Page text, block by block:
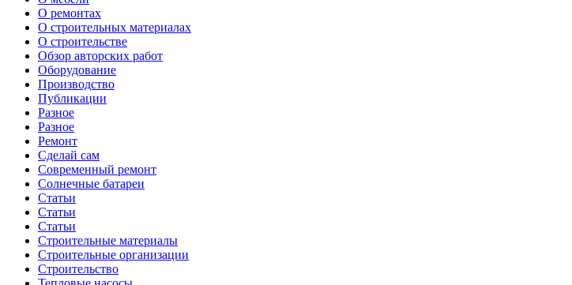
О ремонтах
О строительных материалах
О строительстве
Обзор авторских работ
Оборудование
Производство
Публикации
Разное
Разное
Ремонт
Сделай сам
Современный ремонт
Солнечные батареи
Статьи
Статьи
Статьи
Строительные материалы
Строительные организации
Строительство